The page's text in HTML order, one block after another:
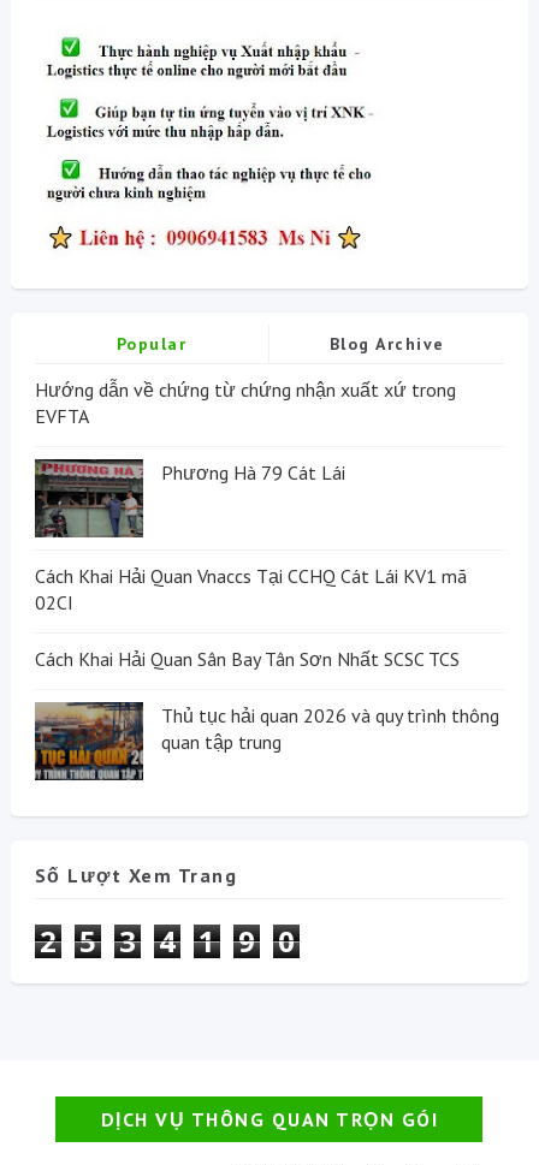
Popular Blog Archive
Hướng dẫn về chứng từ chứng nhận xuất xứ trong
EVFTA
Phương Hà 79 Cát Lái
Cách Khai Hải Quan Vnaccs Tại CCHQ Cát Lái KV1 mã
02CI
Cách Khai Hải Quan Sân Bay Tân Sơn Nhất SCSC TCS
Thủ tục hải quan 2026 và quy trình thông
quan tập trung
Số Lượt Xem Trang
2 5 3 4 1 9 0
DỊCH VỤ THÔNG QUAN TRỌN GÓI